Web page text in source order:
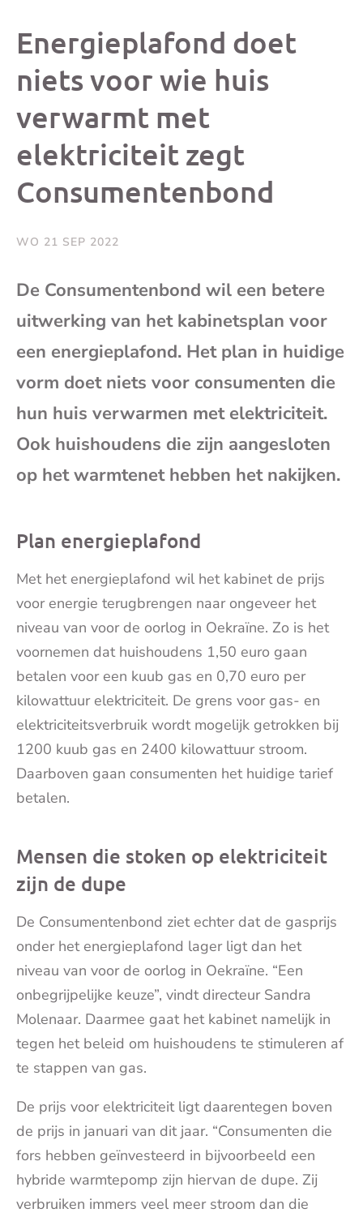
bericht
Facebook
Energieplafond doet
niets voor wie huis
verwarmt met
elektriciteit zegt
Consumentenbond
WO 21 SEP 2022
De Consumentenbond wil een betere
uitwerking van het kabinetsplan voor
een energieplafond. Het plan in huidige
vorm doet niets voor consumenten die
hun huis verwarmen met elektriciteit.
Ook huishoudens die zijn aangesloten
op het warmtenet hebben het nakijken.
Plan energieplafond
Met het energieplafond wil het kabinet de prijs
voor energie terugbrengen naar ongeveer het
niveau van voor de oorlog in Oekraïne. Zo is het
voornemen dat huishoudens 1,50 euro gaan
betalen voor een kuub gas en 0,70 euro per
kilowattuur elektriciteit. De grens voor gas- en
elektriciteitsverbruik wordt mogelijk getrokken bij
1200 kuub gas en 2400 kilowattuur stroom.
Daarboven gaan consumenten het huidige tarief
betalen.
Mensen die stoken op elektriciteit
zijn de dupe
De Consumentenbond ziet echter dat de gasprijs
onder het energieplafond lager ligt dan het
niveau van voor de oorlog in Oekraïne. “Een
onbegrijpelijke keuze”, vindt directeur Sandra
Molenaar. Daarmee gaat het kabinet namelijk in
tegen het beleid om huishoudens te stimuleren af
te stappen van gas.
De prijs voor elektriciteit ligt daarentegen boven
de prijs in januari van dit jaar. “Consumenten die
fors hebben geïnvesteerd in bijvoorbeeld een
hybride warmtepomp zijn hiervan de dupe. Zij
verbruiken immers veel meer stroom dan die